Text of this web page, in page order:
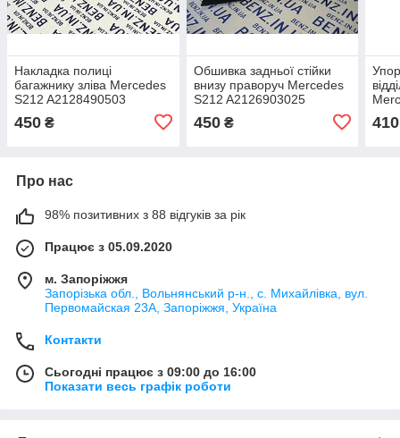
Накладка полиці
багажнику зліва Mercedes
S212 A2128490503
450 ₴
Обшивка задньої стійки
внизу праворуч Mercedes
S212 A2126903025
450₴ 410
Про нас
98% позитивних з 88 відгуків за рік
Працює з 05.09.2020
м. Запоріжжя
Запорізька обл., Вольнянський р-н., с. Михайлівка, вул.
Первомайская 23А, Запоріжжя, Україна
Контакти
Сьогодні працює з 09:00 до 16:00
Показати весь графік роботи